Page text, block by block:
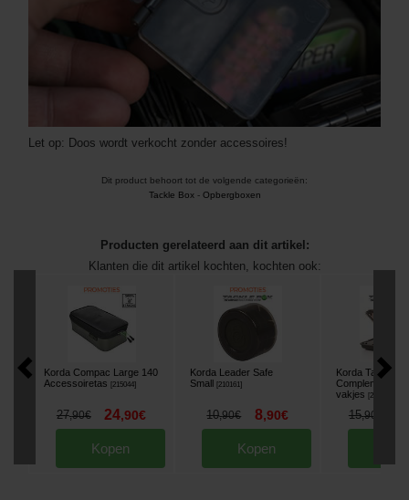
Let op: Doos wordt verkocht zonder accessoires!
Dit product behoort tot de volgende categorieën:
Tackle Box- Opbergboxen
Producten gerelateerd aan dit artikel:
Klanten die dit artikel kochten, kochten ook:
Korda Compac Large 140
Accessoiretas
215044]
27,90€ 24,90€
Kopen
Korda Leader Safe
Small
210161]
10,90€ 8,90€
Kopen
Korda Tackle
Complement 16
vakjes
210160
15,90